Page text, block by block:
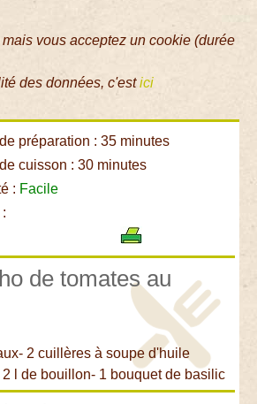
vous acceptez un cookie (durée
des données, c'estici
préparation : 35 minutes
cuisson : 30 minutes
: Facile
de tomates au
2 cuillères à soupe d'huile
l de bouillon- 1 bouquet de basilic